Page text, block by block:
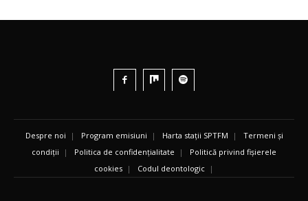
Despre noi | Program emisiuni | Harta stații SPTFM | Termeni și
condiții | Politica de confidențialitate | Politică privind fișierele
cookies | Codul deontologic |